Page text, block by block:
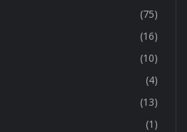
(75)
(16)
(10)
(4)
(13)
(1)